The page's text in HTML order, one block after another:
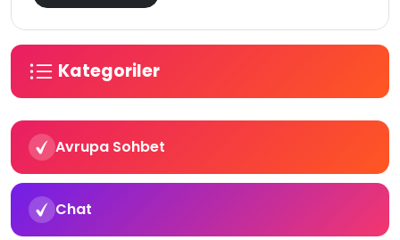
Kategoriler
Avrupa Sohbet
Chat